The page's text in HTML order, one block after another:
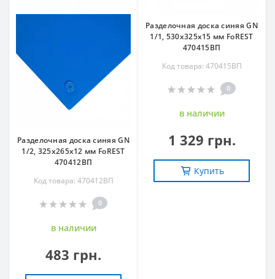
Разделочная доска синяя GN
1/2, 325х265х12 мм FoREST
470412ВП
Код товара: 470412ВП
0
в наличии
483 грн.
Разделочная доска синяя GN
1/1, 530х325х15 мм FoREST
470415ВП
Код товара: 470415ВП
0
в наличии
1 329 грн.
Купить